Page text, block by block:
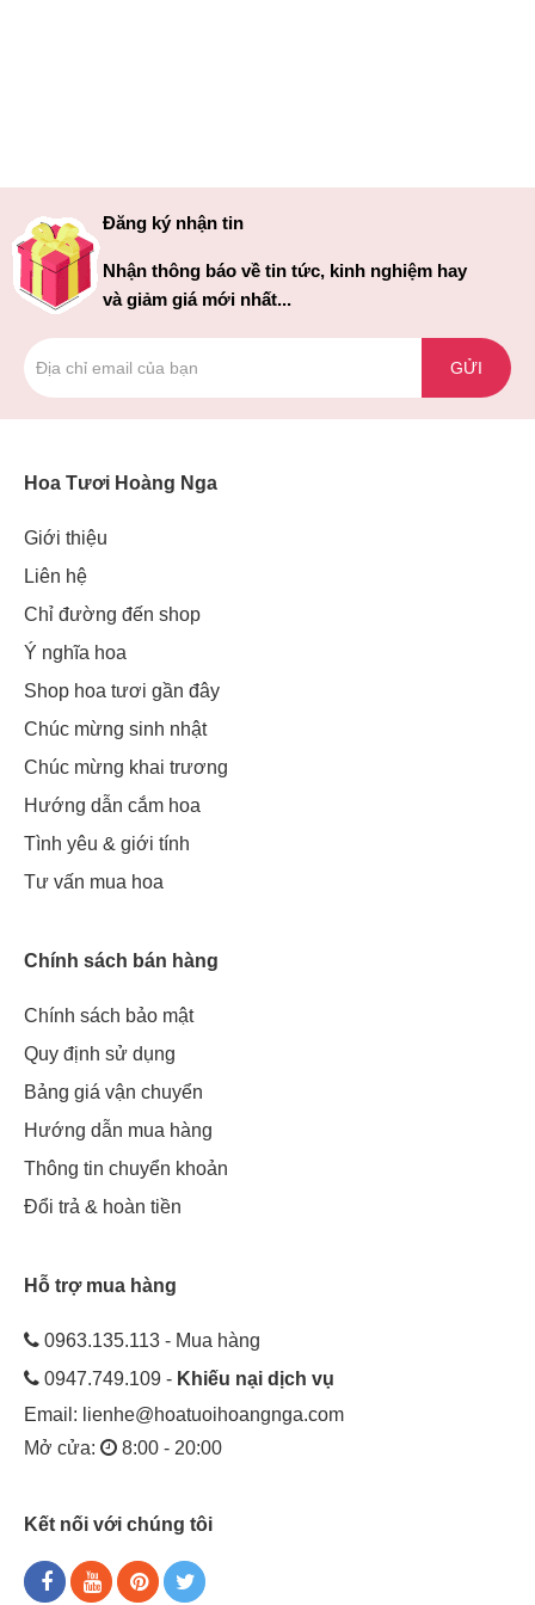
Đăng ký nhận tin
Nhận thông báo về tin tức, kinh nghiệm hay
và giảm giá mới nhất...
GỬI
Hoa Tươi Hoàng Nga
Giới thiệu
Liên hệ
Chỉ đường đến shop
Ý nghĩa hoa
Shop hoa tươi gần đây
Chúc mừng sinh nhật
Chúc mừng khai trương
Hướng dẫn cắm hoa
Tình yêu & giới tính
Tư vấn mua hoa
Chính sách bán hàng
Chính sách bảo mật
Quy định sử dụng
Bảng giá vận chuyển
Hướng dẫn mua hàng
Thông tin chuyển khoản
Đổi trả & hoàn tiền
Hỗ trợ mua hàng
0963.135.113 - Mua hàng
0947.749.109 - Khiếu nại dịch vụ
Email: lienhe@hoatuoihoangnga.com
Mở cửa:
8:00 - 20:00
Kết nối với chúng tôi